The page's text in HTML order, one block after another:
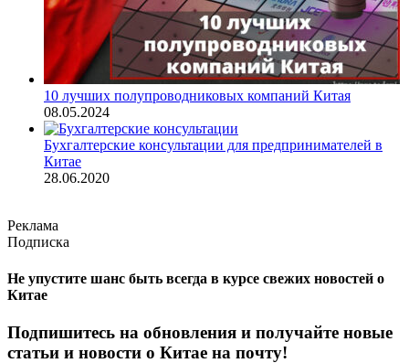
10 лучших полупроводниковых компаний Китая
08.05.2024
Бухгалтерские консультации для предпринимателей в
Китае
28.06.2020
Реклама
Подписка
Не упустите шанс быть всегда в курсе свежих новостей о
Китае
Подпишитесь на обновления и получайте новые
статьи и новости о Китае на почту!